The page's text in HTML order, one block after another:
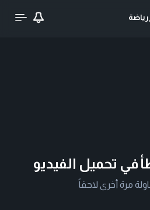
رياضة
في تحميل الفيديو
مرة أخرى لاحقاً